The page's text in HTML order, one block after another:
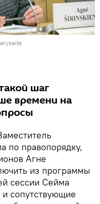
шаг
времени на
по правопорядку,
Агне
из программы
сессии Сейма
и сопутствующие